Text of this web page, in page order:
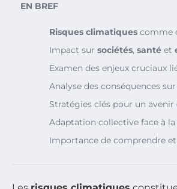
EN BREF
Risques climatiques comme
Impact sur sociétés, santé et
Examen des enjeux cruciaux
Analyse des conséquences
Stratégies clés pour un avenir
Adaptation collective face à la
Importance de comprendre